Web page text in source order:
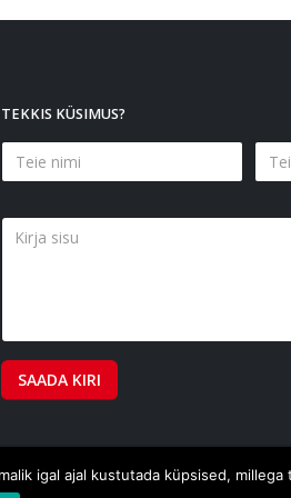
product
page
TEKKIS KÜSIMUS?
igal ajal kustutada küpsised,